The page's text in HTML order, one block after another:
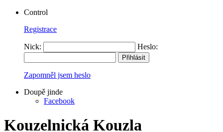
Control
Registrace
Nick: Heslo:
Zapomněl jsem heslo
Doupě jinde
Facebook
Kouzelnická Kouzla